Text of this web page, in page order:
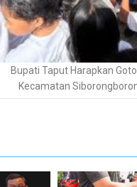
Bupati Taput Harapkan
Kecamatan